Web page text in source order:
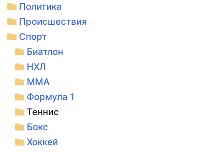
Политика
Происшествия
Спорт
Биатлон
НХЛ
ММА
Формула 1
Теннис
Бокс
Хоккей